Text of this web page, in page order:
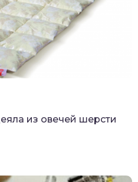
из овечей шерсти